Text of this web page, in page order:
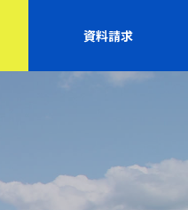
資料請求